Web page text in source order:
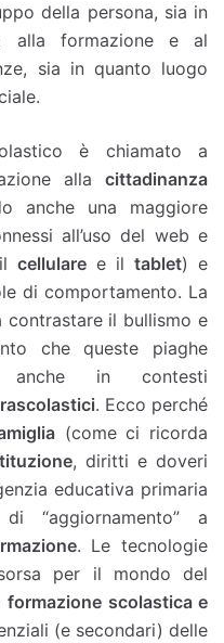
della persona, sia in
alla formazione e al
sia in quanto luogo
è chiamato a
alla cittadinanza
anche una maggiore
all’uso del web e
cellularee il tablet) e
di comportamento. La
contrastare il bullismo e
che queste piaghe
anche in contesti
. Ecco perché
(come ci ricorda
, diritti e doveri
educativa primaria
di “aggiornamento” a
. Le tecnologie
per il mondo del
formazione scolastica e
(e secondari) delle